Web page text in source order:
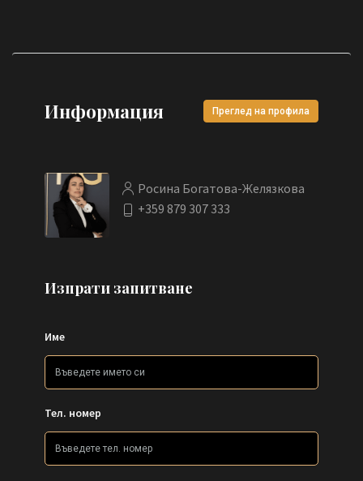
Информация Преглед на профила
Росина Богатова-Желязкова
+359 879 307 333
Изпрати запитване
Име
Тел. номер